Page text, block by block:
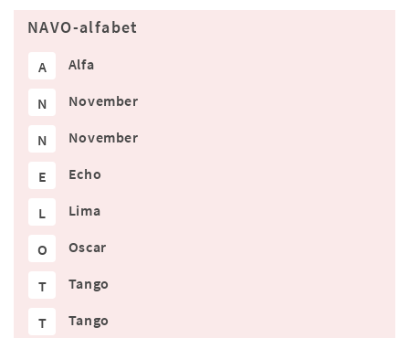
NAVO-alfabet
A Alfa
N November
N November
E Echo
L Lima
O Oscar
T Tango
T Tango